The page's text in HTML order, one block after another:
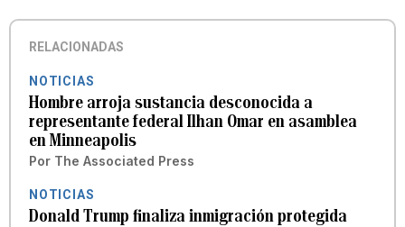
RELACIONADAS
NOTICIAS
Hombre arroja sustancia desconocida a
representante federal Ilhan Omar en asamblea
en Minneapolis
Por The Associated Press
NOTICIAS
Donald Trump finaliza inmigración protegida